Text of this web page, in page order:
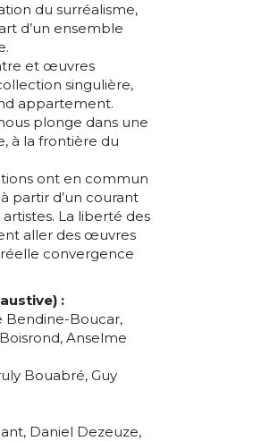
et conditions
et conditions
du surréalisme,
d’un ensemble
et œuvres
singulière,
appartement.
plonge dans une
à la frontière du
ont en commun
partir d’un courant
La liberté des
aller des œuvres
réelle convergence
:
Bendine-Boucar,
Anselme
Bouabré, Guy
Daniel Dezeuze,